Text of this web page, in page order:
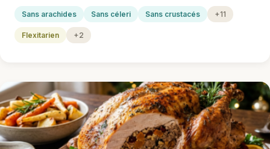
Sans arachides Sans céleri Sans crustacés +11
Flexitarien +2